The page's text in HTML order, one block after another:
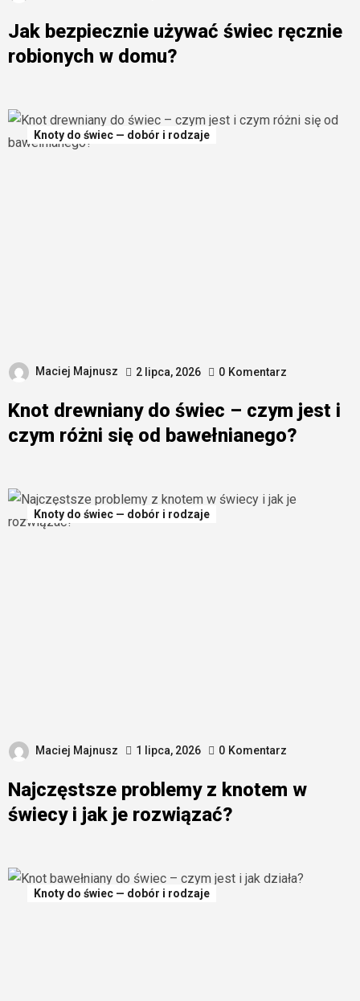
Jak bezpiecznie używać świec ręcznie
robionych w domu?
Knoty do świec — dobór i rodzaje
Maciej Majnusz 2 lipca, 2026 0 Komentarz
Knot drewniany do świec – czym jest i
czym różni się od bawełnianego?
Knoty do świec — dobór i rodzaje
Maciej Majnusz 1 lipca, 2026 0 Komentarz
Najczęstsze problemy z knotem w
świecy i jak je rozwiązać?
Knoty do świec — dobór i rodzaje